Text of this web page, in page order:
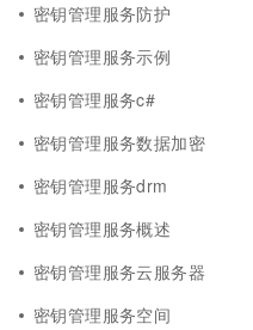
密钥管理服务防护
密钥管理服务示例
密钥管理服务c#
密钥管理服务数据加密
密钥管理服务drm
密钥管理服务概述
密钥管理服务云服务器
密钥管理服务空间